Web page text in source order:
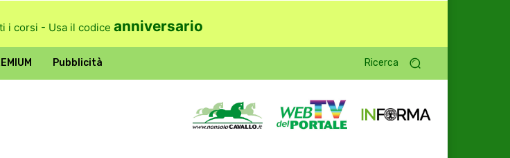
i corsi - Usa il codice anniversario
Pubblicità Ricerca